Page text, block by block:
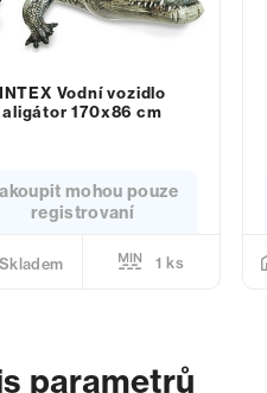
INTEX Vodní vozidlo
aligátor 170x86 cm
mohou pouze
registrovaní
Skladem 1 ks
parametrů